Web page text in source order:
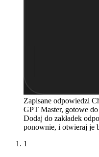
Zapisane odpowiedzi
GPT Master, gotowe
Dodaj do zakładek
ponownie, i otwieraj je
1